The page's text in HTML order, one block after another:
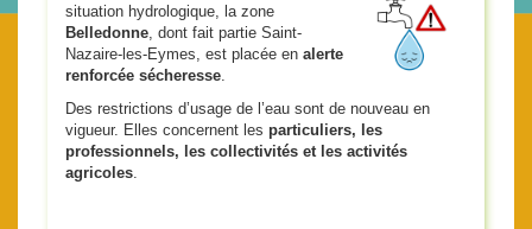
situation hydrologique, la zone
Belledonne , dont fait partie Saint-
Nazaire-les-Eymes, est placée en alerte
renforcée sécheresse
Des restrictions d’usage de l’eau sont de nouveau en
vigueur. Elles concernent les particuliers, les
professionnels, les collectivités et les activités
agricoles